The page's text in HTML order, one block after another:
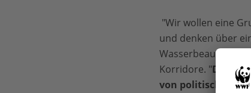
"Wir wollen eine
und denken über
Wasserbeauftragte
Korridore. "Die
von politischen